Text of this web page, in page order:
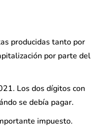
producidas tanto por
por parte del
Los dos dígitos con
se debía pagar.
impuesto.